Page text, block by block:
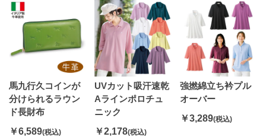
馬九行久コインが
分けられるラウン
ド長財布
￥6,589(税込)
UVカット吸汗速乾
Aラインポロチュ
ニック
￥2,178(税込)
強撚綿立ち衿プル
オーバー
￥3,289(税込)